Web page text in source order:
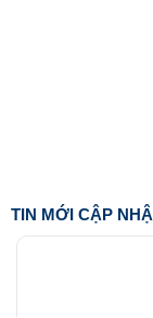
TIN MỚI CẬP